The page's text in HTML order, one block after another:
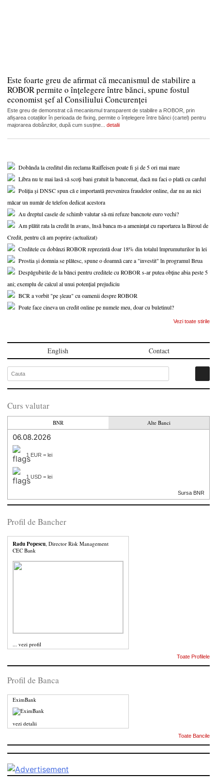
Este foarte greu de afirmat că mecanismul de stabilire a
ROBOR permite o înțelegere între bănci, spune fostul
economist șef al Consiliului Concurenței
Este greu de demonstrat că mecanismul transparent de stabilire a ROBOR, prin
afișarea cotațiilor în perioada de fixing, permite o înțelegere între bănci (cartel) pentru
majorarea dobânzilor, după cum susține... detalii
Dobânda la creditul din reclama Raiffeisen poate fi și de 5 ori mai mare
Libra nu te mai lasă să scoți bani gratuit la bancomat, dacă nu faci o plată cu cardul
Poliția și DNSC spun că e importantă prevenirea fraudelor online, dar nu au nici
măcar un număr de telefon dedicat acestora
Au dreptul casele de schimb valutar să-mi refuze bancnote euro vechi?
Am plătit rata la credit în avans, însă banca m-a amenințat cu raportarea la Biroul de
Credit, pentru că am poprire (actualizat)
Creditele cu dobânzi ROBOR reprezintă doar 18% din totalul împrumuturilor în lei
Prostia și domnia se plătesc, spune o doamnă care a "investit" în programul Brua
Despăgubirile de la bănci pentru creditele cu ROBOR s-ar putea obține abia peste 5
ani; exemplu de calcul al unui potențial prejudiciu
BCR a vorbit "pe șleau" cu oamenii despre ROBOR
Poate face cineva un credit online pe numele meu, doar cu buletinul?
Vezi toate stirile
English Contact
Curs valutar
BNR Alte Banci
06.08.2026
1 EUR = lei
1 USD = lei
Sursa BNR
Profil de Bancher
Radu Popescu, Director Risk Management
CEC Bank
... vezi profil
Toate Profilele
Profil de Banca
EximBank
vezi detalii
Toate Bancile